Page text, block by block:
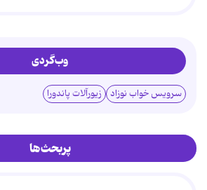
وب‌گردی
سرویس خواب نوزاد زیورآلات پاندورا
پربحث‌ها